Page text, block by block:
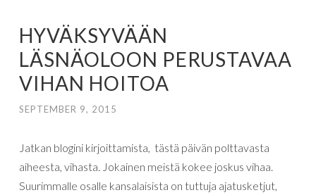
HYVÄKSYVÄÄN
LÄSNÄOLOON PERUSTAVAA
VIHAN HOITOA
SEPTEMBER 9, 2015
Jatkan blogini kirjoittamista, tästä päivän polttavasta
aiheesta, vihasta. Jokainen meistä kokee joskus vihaa.
Suurimmalle osalle kansalaisista on tuttuja ajatusketjut,